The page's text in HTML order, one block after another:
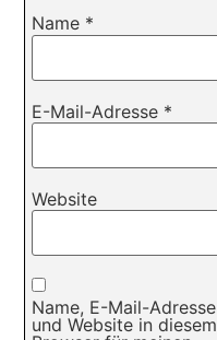
Name *
E-Mail-Adresse *
Website
Name, E-Mail-Adresse
und Website in diesem